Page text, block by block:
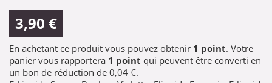
3,90 €
En achetant ce produit vous pouvez obtenir 1 point. Votre
panier vous rapportera 1 point qui peuvent être converti en
un bon de réduction de 0,04 €.